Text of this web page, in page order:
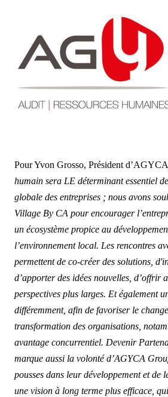
Pour Yvon Grosso, Président
humain sera LE déterminant essentiel
globale des entreprises ; nous avons
Village By CA pour encourager
un écosystème propice au
l’environnement local. Les rencontres
permettent de co-créer des solutions,
d’apporter des idées nouvelles, d’offrir
perspectives plus larges. Et également
différemment, afin de favoriser le
transformation des organisations,
avantage concurrentiel. Devenir
marque aussi la volonté d’AGYCA
pousses dans leur développement et de
une vision à long terme plus efficace,